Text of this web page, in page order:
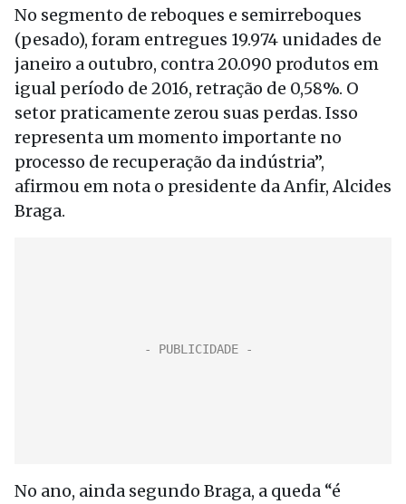
No segmento de reboques e semirreboques
(pesado), foram entregues 19.974 unidades de
janeiro a outubro, contra 20.090 produtos em
igual período de 2016, retração de 0,58%. O
setor praticamente zerou suas perdas. Isso
representa um momento importante no
processo de recuperação da indústria”,
afirmou em nota o presidente da Anfir, Alcides
Braga.
No ano, ainda segundo Braga, a queda “é